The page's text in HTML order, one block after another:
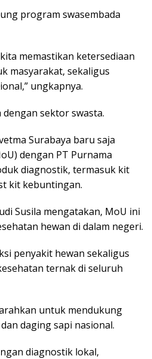
program swasembada
memastikan ketersediaan
masyarakat, sekaligus
ungkapnya.
sektor swasta.
Surabaya baru saja
dengan PT Purnama
diagnostik, termasuk kit
kit kebuntingan.
Susila mengatakan, MoU ini
hewan di dalam negeri.
penyakit hewan sekaligus
ternak di seluruh
untuk mendukung
daging sapi nasional.
diagnostik lokal,